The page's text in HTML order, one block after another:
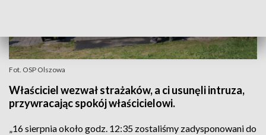
Fot. OSP Olszowa
Właściciel wezwał strażaków, a ci usunęli intruza,
przywracając spokój właścicielowi.
„16 sierpnia około godz. 12:35 zostaliśmy zadysponowani do